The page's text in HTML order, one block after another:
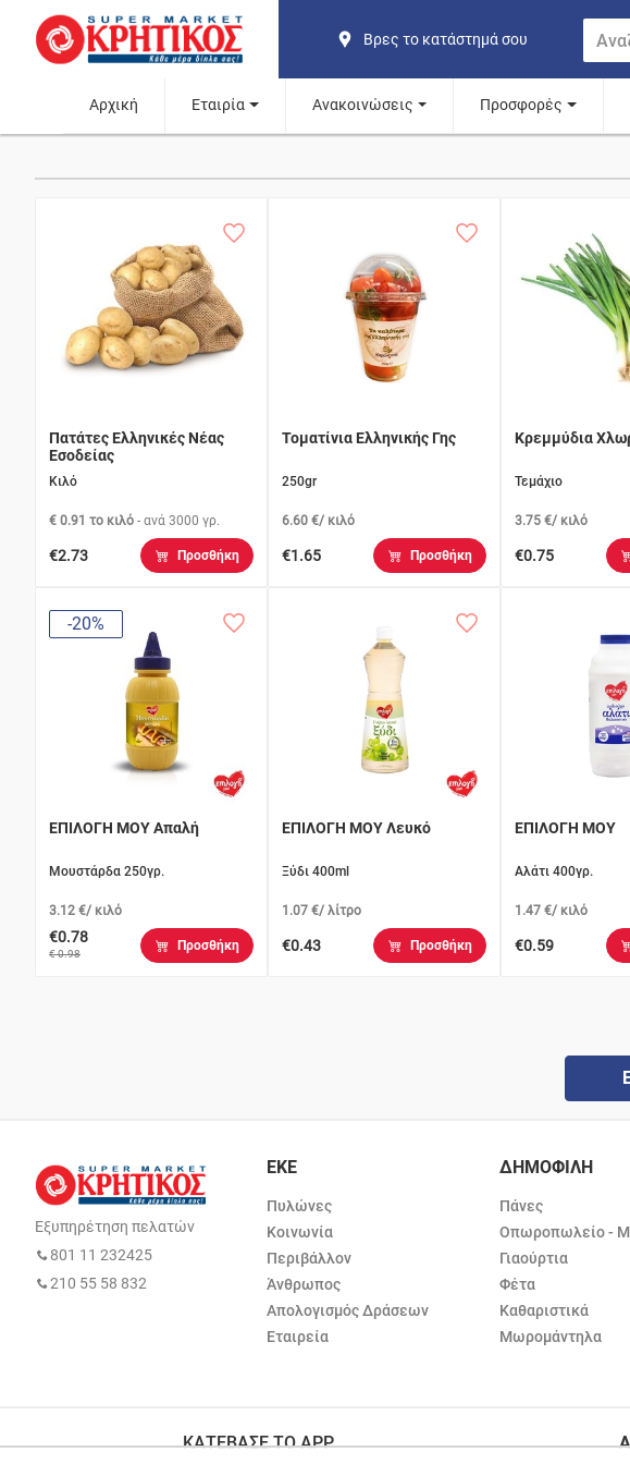
Βρες το κατάστημά σου
Αρχική Εταιρία Ανακοινώσεις Προσφορές
Πατάτες Ελληνικές Νέας
Εσοδείας
Κιλό
€ 0.91 το κιλό - ανά 3000 γρ.
€2.73 Προσθήκη
Τοματίνια Ελληνικής Γης
250gr
6.60 €/ κιλό
€1.65 Προσθήκη
Κρεμμύδια
Τεμάχιο
3.75 €/ κιλό
€0.75
-20%
ΕΠΙΛΟΓΗ ΜΟΥ Απαλή
Μουστάρδα 250γρ.
3.12 €/ κιλό
€0.78
€ 0.98
Προσθήκη
ΕΠΙΛΟΓΗ ΜΟΥ Λευκό
Ξύδι 400ml
1.07 €/ λίτρο
€0.43 Προσθήκη
ΕΠΙΛΟΓΗ ΜΟΥ
Αλάτι 400γρ.
1.47 €/ κιλό
€0.59
Εξυπηρέτηση πελατών
801 11 232425
210 55 58 832
ΕΚΕ
Πυλώνες
Κοινωνία
Περιβάλλον
Άνθρωπος
Απολογισμός Δράσεων
Εταιρεία
ΔΗΜΟΦΙΛΗ
Πάνες
Οπωροπωλείο -
Γιαούρτια
Φέτα
Καθαριστικά
Μωρομάντηλα
ΚΑΤΕΒΑΣΕ ΤΟ APP